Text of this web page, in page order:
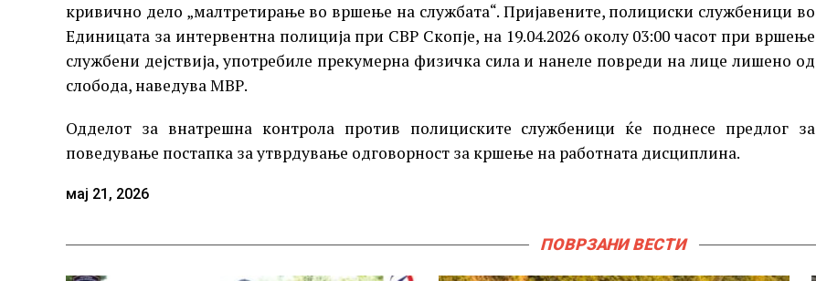
кривично дело „малтретирање во вршење на службата“. Пријавените, полициски службеници во
Единицата за интервентна полиција при СВР Скопје, на 19.04.2026 околу 03:00 часот при вршење
службени дејствија, употребиле прекумерна физичка сила и нанеле повреди на лице лишено од
слобода, наведува МВР.
Одделот за внатрешна контрола против полициските службеници ќе поднесе предлог за
поведување постапка за утврдување одговорност за кршење на работната дисциплина.
мај 21, 2026
ПОВРЗАНИ ВЕСТИ